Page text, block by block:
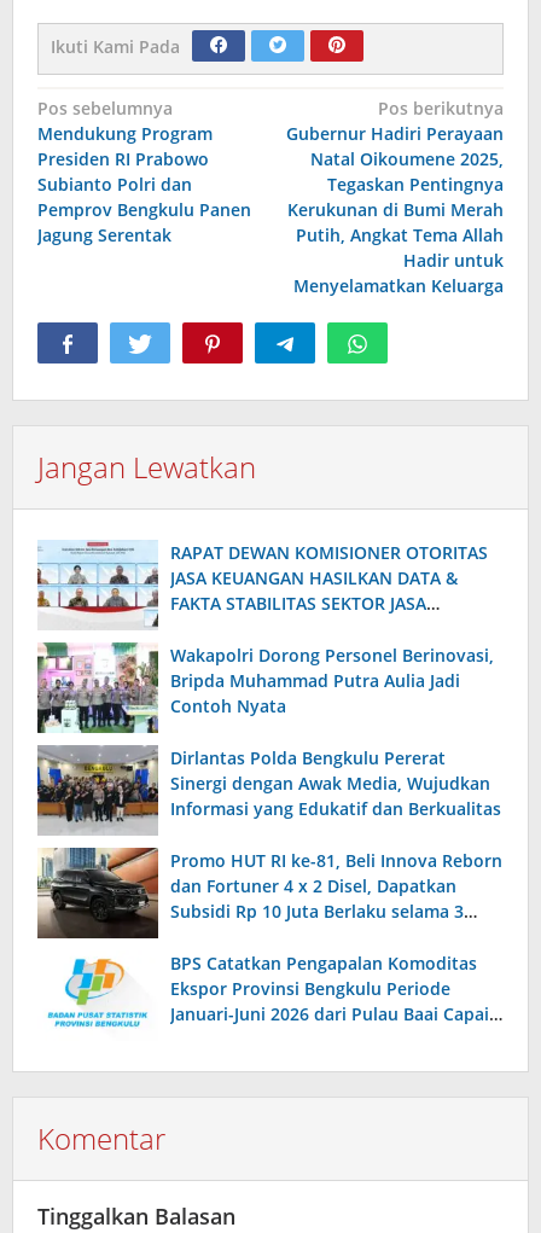
Ikuti Kami Pada
Navigasi
pos
Pos sebelumnya
Mendukung Program
Presiden RI Prabowo
Subianto Polri dan
Pemprov Bengkulu Panen
Jagung Serentak
Pos berikutnya
Gubernur Hadiri Perayaan
Natal Oikoumene 2025,
Tegaskan Pentingnya
Kerukunan di Bumi Merah
Putih, Angkat Tema Allah
Hadir untuk
Menyelamatkan Keluarga
Jangan Lewatkan
RAPAT DEWAN KOMISIONER OTORITAS
JASA KEUANGAN HASILKAN DATA &
FAKTA STABILITAS SEKTOR JASA
PENGEMBANGAN DAN PENGUATAN
SEKTOR KEUANGAN
Wakapolri Dorong Personel Berinovasi,
Bripda Muhammad Putra Aulia Jadi
Contoh Nyata
Dirlantas Polda Bengkulu Pererat
Sinergi dengan Awak Media, Wujudkan
Informasi yang Edukatif dan Berkualitas
Promo HUT RI ke-81, Beli Innova Reborn
dan Fortuner 4 x 2 Disel, Dapatkan
Subsidi Rp 10 Juta Berlaku selama 3
BPS Catatkan Pengapalan Komoditas
Ekspor Provinsi Bengkulu Periode
Januari-Juni 2026 dari Pulau Baai Capai
Komentar
Tinggalkan Balasan